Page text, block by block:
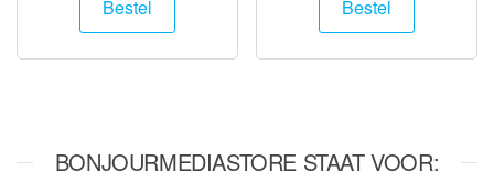
Bestel Bestel
BONJOURMEDIASTORE STAAT VOOR: